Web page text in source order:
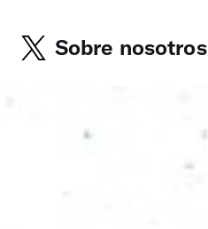
Sobre nosotros